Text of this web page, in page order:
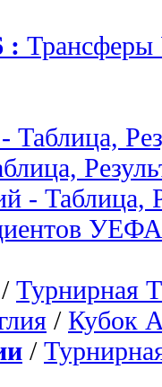
:
- Таблица,
УЕФА
/ Турнирная
/ Кубок
/